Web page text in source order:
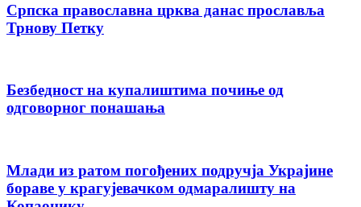
Српска православна црква данас прославља
Трнову Петку
Безбедност на купалиштима почиње од
одговорног понашања
Млади из ратом погођених подручја Украјине
бораве у крагујевачком одмаралишту на